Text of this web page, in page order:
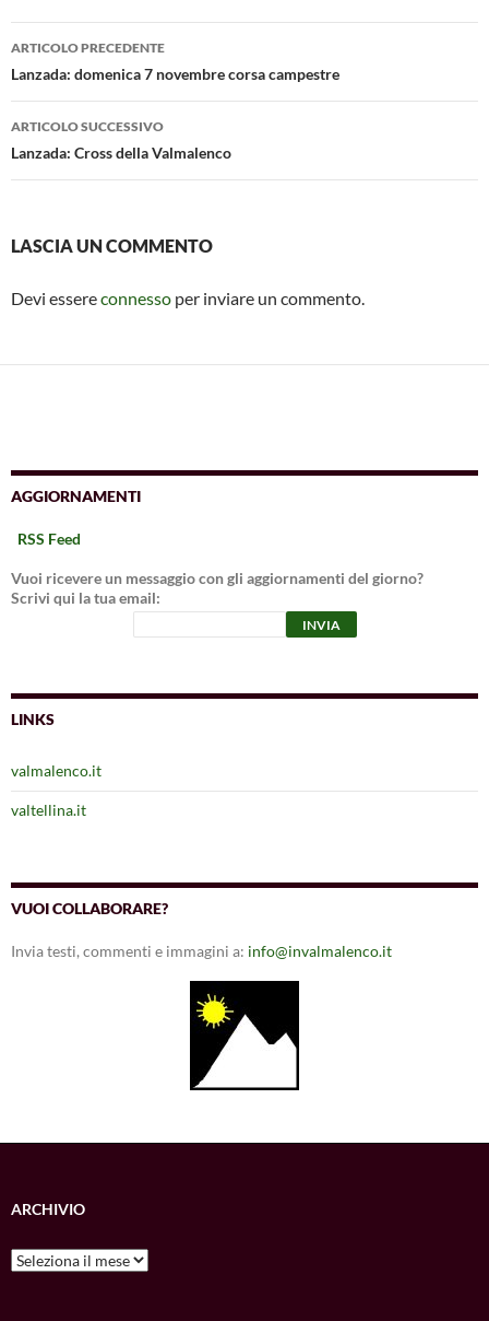
o
o
k
A
p
p
g
vi
Navigazione
articolo
ARTICOLO PRECEDENTE
Lanzada: domenica 7 novembre corsa campestre
ARTICOLO SUCCESSIVO
Lanzada: Cross della Valmalenco
LASCIA UN COMMENTO
Devi essereconnesso per inviare un commento.
AGGIORNAMENTI
RSS Feed
Vuoi ricevere un messaggio con gli aggiornamenti del giorno?
Scrivi qui la tua email:
LINKS
valmalenco.it
valtellina.it
VUOI COLLABORARE?
Invia testi, commenti e immagini a: info@invalmalenco.it
ARCHIVIO
Archivio